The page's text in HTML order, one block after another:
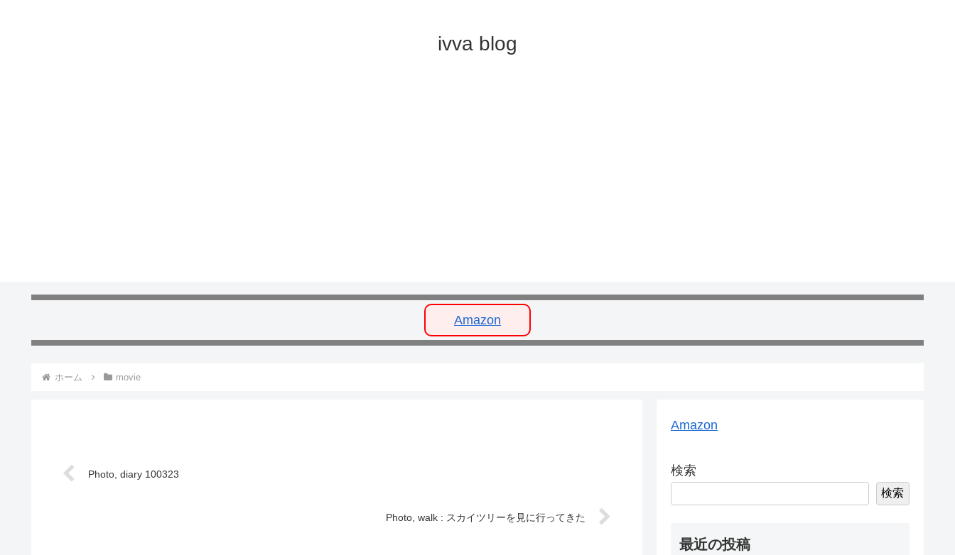
ivva blog
Amazon
ホーム movie
Photo, diary 100323
Photo, walk : スカイツリーを見に行ってきた
Amazon
検索
検索
最近の投稿